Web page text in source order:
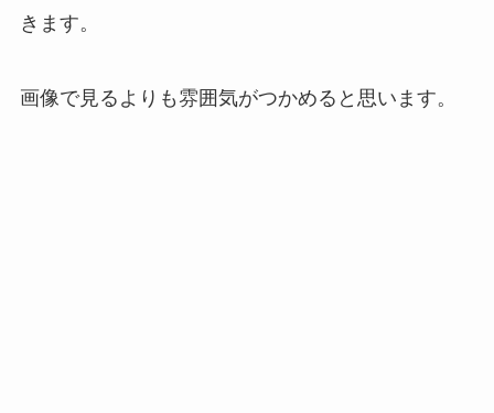
きます。
画像で見るよりも雰囲気がつかめると思います。